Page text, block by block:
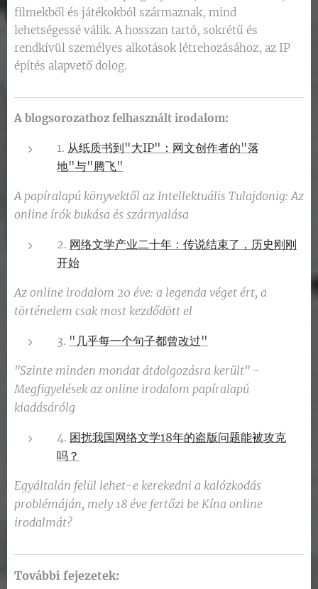
filmekből és játékokból származnak, mind
lehetségessé válik. A hosszan tartó, sokrétű és
rendkívül személyes alkotások létrehozásához, az IP
építés alapvető dolog.
A blogsorozathoz felhasznált irodalom:
1. 从纸质书到"大IP"：网文创作者的"落
地"与"腾飞"
A papíralapú könyvektől az Intellektuális Tulajdonig: Az
online írók bukása és szárnyalása
2. 网络文学产业二十年：传说结束了，历史刚刚
开始
Az online irodalom 20 éve: a legenda véget ért, a
történelem csak most kezdődött el
3. "几乎每一个句子都曾改过"
"Szinte minden mondat átdolgozásra került" -
Megfigyelések az online irodalom papíralapú
kiadásárólg
4. 困扰我国网络文学18年的盗版问题能被攻克
吗？
Egyáltalán felül lehet-e kerekedni a kalózkodás
problémáján, mely 18 éve fertőzi be Kína online
irodalmát?
További fejezetek: